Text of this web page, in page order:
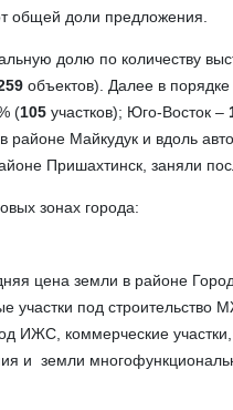
общей доли предложения.
долю по количеству
объектов). Далее в
(105 участков); Юго-Восток –
районе Майкудук и вдоль
Пришахтинск, заняли
зонах города:
цена земли в районе
участки под
ИЖС, коммерческие
и земли